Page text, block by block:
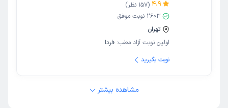
4.9
(
157 نظر)
2603 نوبت موفق
تهران
اولین نوبت آزاد مطب: فردا
نوبت بگیرید
مشاهده بیشتر